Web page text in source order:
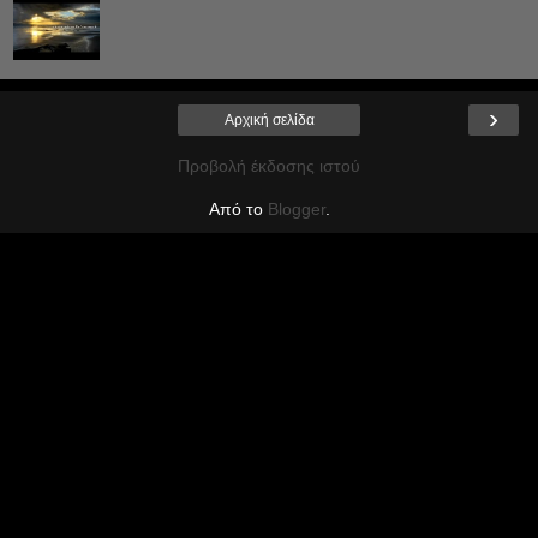
›
Αρχική σελίδα
Προβολή έκδοσης ιστού
Από το Blogger.